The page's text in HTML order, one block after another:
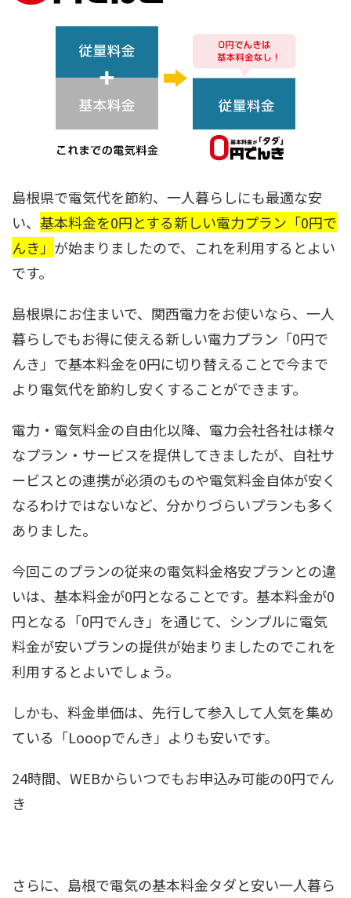
島根県で電気代を節約、一人暮らしにも最適な安
い、 基本料金を0円とする新しい電力プラン「0円で
んき」 が始まりましたので、これを利用するとよい
です。
島根県にお住まいで、関西電力をお使いなら、一人
暮らしでもお得に使える新しい電力プラン「0円で
んき」で基本料金を0円に切り替えることで今まで
より電気代を節約し安くすることができます。
電力・電気料金の自由化以降、電力会社各社は様々
なプラン・サービスを提供してきましたが、自社サ
ービスとの連携が必須のものや電気料金自体が安く
なるわけではないなど、分かりづらいプランも多く
ありました。
今回このプランの従来の電気料金格安プランとの違
いは、基本料金が0円となることです。基本料金が0
円となる「0円でんき」を通じて、シンプルに電気
料金が安いプランの提供が始まりましたのでこれを
利用するとよいでしょう。
しかも、料金単価は、先行して参入して人気を集め
ている「Looopでんき」よりも安いです。
24時間、WEBからいつでもお申込み可能の0円でん
き
さらに、島根で電気の基本料金タダと安い一人暮ら